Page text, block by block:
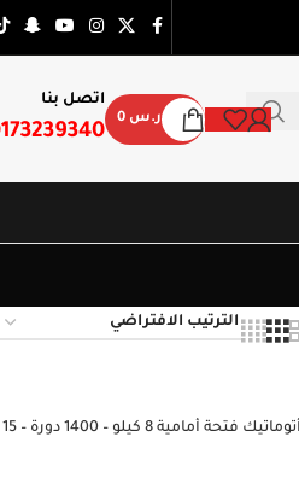
ر.س
اتصل بنا
غسالة كرفت أتوماتيك فتحة أمامية 8 كيلو – 1400 دورة – 15